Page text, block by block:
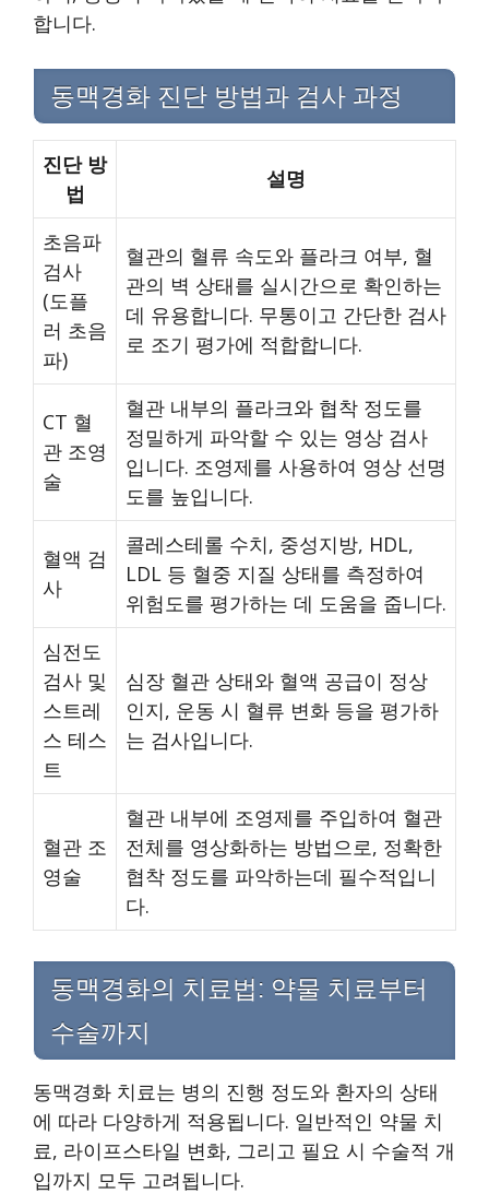
합니다.
동맥경화 진단 방법과 검사 과정
진단 방
법
설명
초음파
검사
(도플
러 초음
파)
혈관의 혈류 속도와 플라크 여부, 혈
관의 벽 상태를 실시간으로 확인하는
데 유용합니다. 무통이고 간단한 검사
로 조기 평가에 적합합니다.
CT 혈
관 조영
술
혈관 내부의 플라크와 협착 정도를
정밀하게 파악할 수 있는 영상 검사
입니다. 조영제를 사용하여 영상 선명
도를 높입니다.
혈액 검
사
콜레스테롤 수치, 중성지방, HDL,
LDL 등 혈중 지질 상태를 측정하여
위험도를 평가하는 데 도움을 줍니다.
심전도
검사 및
스트레
스 테스
트
심장 혈관 상태와 혈액 공급이 정상
인지, 운동 시 혈류 변화 등을 평가하
는 검사입니다.
혈관 조
영술
혈관 내부에 조영제를 주입하여 혈관
전체를 영상화하는 방법으로, 정확한
협착 정도를 파악하는데 필수적입니
다.
동맥경화의 치료법: 약물 치료부터
수술까지
동맥경화 치료는 병의 진행 정도와 환자의 상태
에 따라 다양하게 적용됩니다. 일반적인 약물 치
료, 라이프스타일 변화, 그리고 필요 시 수술적 개
입까지 모두 고려됩니다.